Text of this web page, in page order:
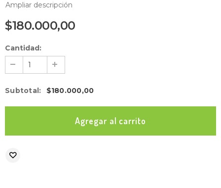
Ampliar descripción
$180.000,00
Cantidad:
Subtotal: $180.000,00